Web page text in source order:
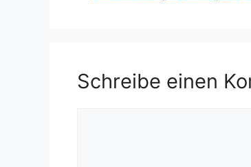
Schreibe einen